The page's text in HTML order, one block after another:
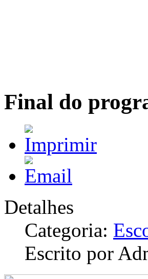
Final do
Detalhes
Categoria:
Escrito por